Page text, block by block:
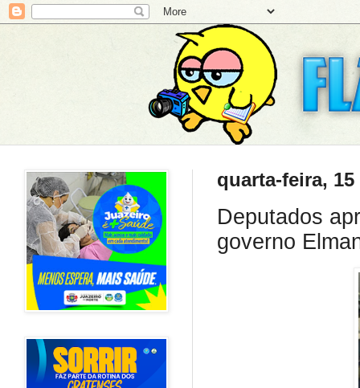
quarta-feira,
Deputados
governo